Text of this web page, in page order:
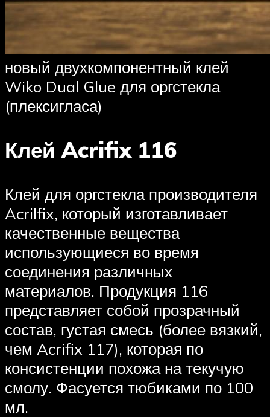
новый двухкомпонентный клей
Wiko Dual Glue для оргстекла
(плексигласа)
Клей Acrifix 116
Клей для оргстекла производителя
Acrilfix, который изготавливает
качественные вещества
использующиеся во время
соединения различных
материалов. Продукция 116
представляет собой прозрачный
состав, густая смесь (более вязкий,
чем Acrifix 117), которая по
консистенции похожа на текучую
смолу. Фасуется тюбиками по 100
мл.